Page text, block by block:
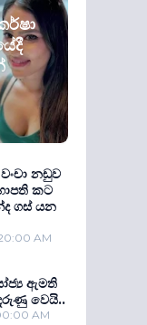
නඩුව
කට
ගස් යන
AM
ඇමති
වෙයි..
AM